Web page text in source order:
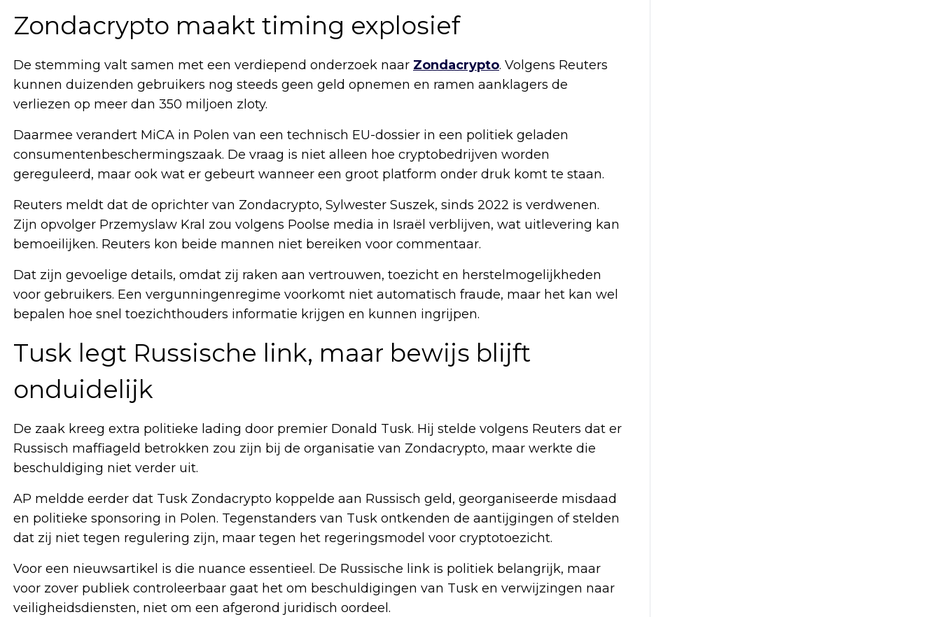
Zondacrypto maakt timing explosief
De stemming valt samen met een verdiepend onderzoek naar Zondacrypto. Volgens Reuters
kunnen duizenden gebruikers nog steeds geen geld opnemen en ramen aanklagers de
verliezen op meer dan 350 miljoen zloty.
Daarmee verandert MiCA in Polen van een technisch EU-dossier in een politiek geladen
consumentenbeschermingszaak. De vraag is niet alleen hoe cryptobedrijven worden
gereguleerd, maar ook wat er gebeurt wanneer een groot platform onder druk komt te staan.
Reuters meldt dat de oprichter van Zondacrypto, Sylwester Suszek, sinds 2022 is verdwenen.
Zijn opvolger Przemyslaw Kral zou volgens Poolse media in Israël verblijven, wat uitlevering kan
bemoeilijken. Reuters kon beide mannen niet bereiken voor commentaar.
Dat zijn gevoelige details, omdat zij raken aan vertrouwen, toezicht en herstelmogelijkheden
voor gebruikers. Een vergunningenregime voorkomt niet automatisch fraude, maar het kan wel
bepalen hoe snel toezichthouders informatie krijgen en kunnen ingrijpen.
Tusk legt Russische link, maar bewijs blijft
onduidelijk
De zaak kreeg extra politieke lading door premier Donald Tusk. Hij stelde volgens Reuters dat er
Russisch maffiageld betrokken zou zijn bij de organisatie van Zondacrypto, maar werkte die
beschuldiging niet verder uit.
AP meldde eerder dat Tusk Zondacrypto koppelde aan Russisch geld, georganiseerde misdaad
en politieke sponsoring in Polen. Tegenstanders van Tusk ontkenden de aantijgingen of stelden
dat zij niet tegen regulering zijn, maar tegen het regeringsmodel voor cryptotoezicht.
Voor een nieuwsartikel is die nuance essentieel. De Russische link is politiek belangrijk, maar
voor zover publiek controleerbaar gaat het om beschuldigingen van Tusk en verwijzingen naar
veiligheidsdiensten, niet om een afgerond juridisch oordeel.